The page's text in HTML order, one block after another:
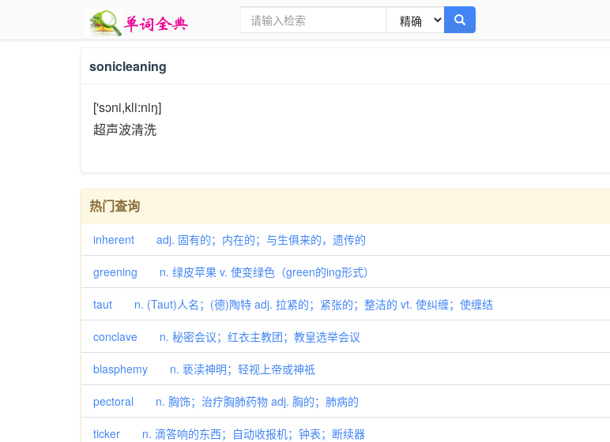
sonicleaning
['sɔni,kli:niŋ]
超声波清洗
热门查询
inherent adj. 固有的；内在的；与生俱来的，遗传的
greening n. 绿皮苹果 v. 使变绿色（green的ing形式）
taut n. (Taut)人名；(德)陶特 adj. 拉紧的；紧张的；整洁的 vt. 使纠缠；使缠结
conclave n. 秘密会议；红衣主教团；教皇选举会议
blasphemy n. 亵渎神明；轻视上帝或神祗
pectoral n. 胸饰；治疗胸肺药物 adj. 胸的；肺病的
ticker n. 滴答响的东西；自动收报机；钟表；断续器